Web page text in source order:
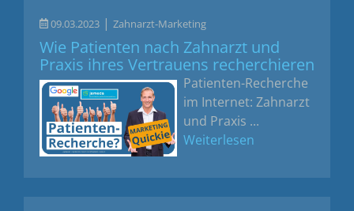
09.03.2023 |Zahnarzt-Marketing
Wie Patienten nach Zahnarzt und
Praxis ihres Vertrauens recherchieren
Patienten-Recherche
im Internet: Zahnarzt
und Praxis ...
Weiterlesen